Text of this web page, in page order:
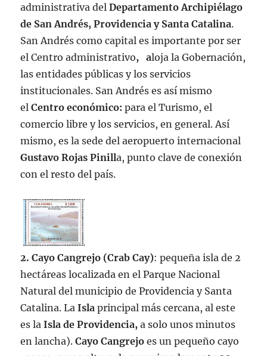
administrativa delDepartamento Archipiélago
de San Andrés, Providencia y Santa Catalina.
San Andrés como capital es importante por ser
el Centro administrativo, aloja la Gobernación,
las entidades públicas y los servicios
institucionales. San Andrés es así mismo
elCentro económico: para el Turismo, el
comercio libre y los servicios, en general. Así
mismo, es la sede del aeropuerto internacional
Gustavo Rojas Pinilla, punto clave de conexión
con el resto del país.
2. Cayo Cangrejo (Crab Cay): pequeña isla de 2
hectáreas localizada en el Parque Nacional
Natural del municipio de Providencia y Santa
Catalina. LaIslaprincipal más cercana, al este
es laIsla de Providencia,a solo unos minutos
en lancha).Cayo Cangrejo es un pequeño cayo